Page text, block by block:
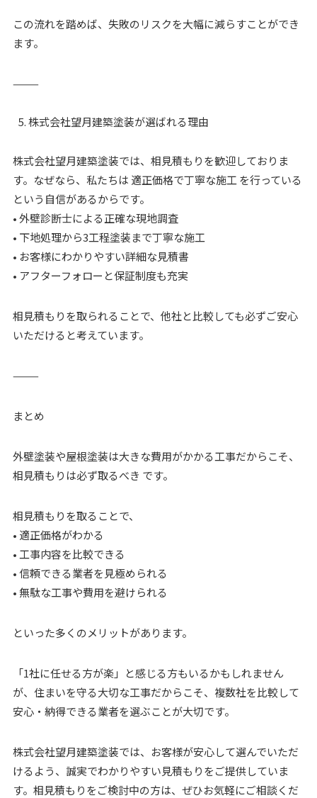
この流れを踏めば、失敗のリスクを大幅に減らすことができ
ます。
⸻
株式会社望月建築塗装が選ばれる理由
株式会社望月建築塗装では、相見積もりを歓迎しておりま
す。なぜなら、私たちは 適正価格で丁寧な施工 を行っている
という自信があるからです。
• 外壁診断士による正確な現地調査
• 下地処理から3工程塗装まで丁寧な施工
• お客様にわかりやすい詳細な見積書
• アフターフォローと保証制度も充実
相見積もりを取られることで、他社と比較しても必ずご安心
いただけると考えています。
⸻
まとめ
外壁塗装や屋根塗装は大きな費用がかかる工事だからこそ、
相見積もりは必ず取るべき です。
相見積もりを取ることで、
• 適正価格がわかる
• 工事内容を比較できる
• 信頼できる業者を見極められる
• 無駄な工事や費用を避けられる
といった多くのメリットがあります。
「1社に任せる方が楽」と感じる方もいるかもしれません
が、住まいを守る大切な工事だからこそ、複数社を比較して
安心・納得できる業者を選ぶことが大切です。
株式会社望月建築塗装では、お客様が安心して選んでいただ
けるよう、誠実でわかりやすい見積もりをご提供していま
す。相見積もりをご検討中の方は、ぜひお気軽にご相談くだ